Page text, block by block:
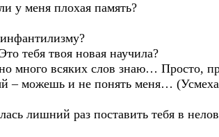
у меня плохая память?
тебя твоя новая научила?
всяких слов знаю… Просто,
– можешь и не понять меня…
лишний раз поставить тебя в